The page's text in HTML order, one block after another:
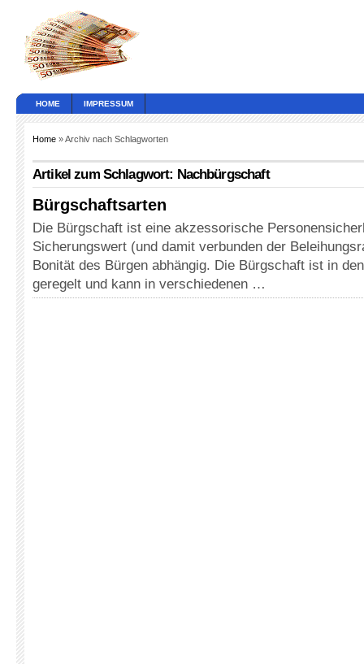
HOME IMPRESSUM
Home » Archiv nach Schlagworten
Artikel zum Schlagwort: Nachbürgschaft
Bürgschaftsarten
Die Bürgschaft ist eine akzessorische
Sicherungswert (und damit verbunden der
Bonität des Bürgen abhängig. Die Bürgschaft ist in
geregelt und kann in verschiedenen …